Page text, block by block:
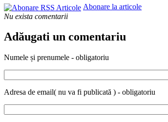
Abonare la articole
Nu exista comentarii
Adăugati un comentariu
Numele și prenumele - obligatoriu
Adresa de email( nu va fi publicată ) - obligatoriu